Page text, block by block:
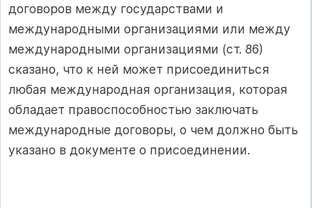
договоров между государствами и
международными организациями или между
международными организациями (ст. 86)
сказано, что к ней может присоединиться
любая международная организация, которая
обладает правоспособностью заключать
международные договоры, о чем должно быть
указано в документе о присоединении.